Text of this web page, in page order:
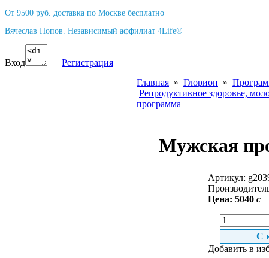
От 9500 руб. доставка по Москве бесплатно
Вячеслав Попов. Независимый аффилиат 4Life®
Вход Регистрация
Главная » Глорион »
Репродуктивное здоровье,
программа
Мужская
Артикул:
Цена: 5040 c
Добавить в